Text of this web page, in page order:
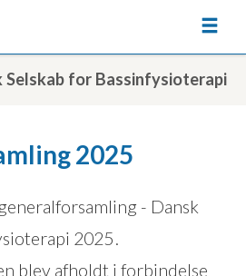
Selskab for Bassinfysioterapi
2025
- Dansk
2025 .
blev afholdt i forbindelse